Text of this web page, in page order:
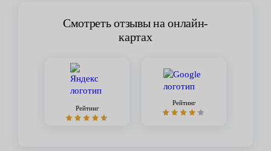
Смотреть отзывы на онлайн-
картах
Рейтинг
Рейтинг